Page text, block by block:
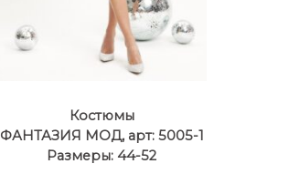
Костюмы
ФАНТАЗИЯ МОД, арт: 5005-1
Размеры: 44-52